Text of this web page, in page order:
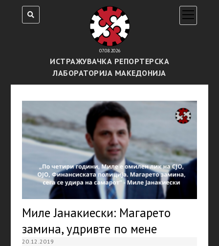
07.08.2026
ИСТРАЖУВАЧКА РЕПОРТЕРСКА
ЛАБОРАТОРИЈА МАКЕДОНИЈА
open
menu
Миле Јанакиески: Магарето
замина, удривте по мене
20.12.2019